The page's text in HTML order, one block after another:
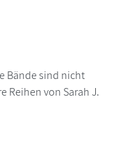
Bände sind nicht
Reihen von Sarah J.